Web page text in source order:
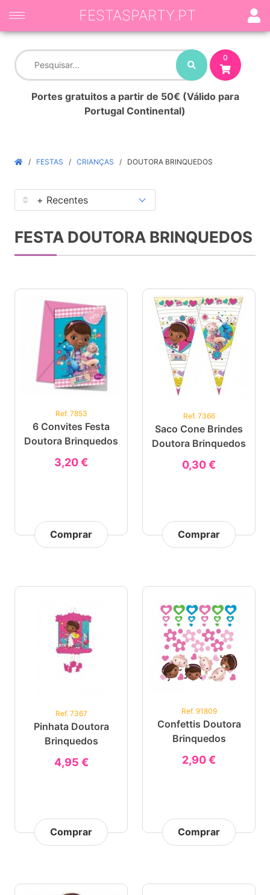
0
Portes gratuitos a partir de 50€ (Válido para
Portugal Continental)
FESTASPARTY.PT
FESTAS CRIANÇAS DOUTORA BRINQUEDOS
FESTA DOUTORA BRINQUEDOS
Ref. 7853
6 Convites Festa
Doutora Brinquedos
3,20 €
Comprar
Ref. 7366
Saco Cone Brindes
Doutora Brinquedos
0,30 €
Comprar
Ref. 7367
Pinhata Doutora
Brinquedos
4,95 €
Comprar
Ref. 91809
Confettis Doutora
Brinquedos
2,90 €
Comprar